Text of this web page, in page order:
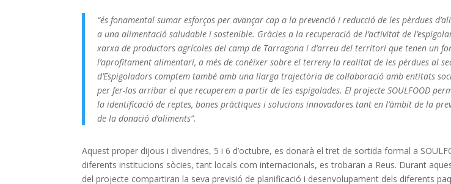
“és fonamental sumar esforços per avançar cap a la prevenció i reducció de les pèrdues
a una alimentació saludable i sostenible. Gràcies a la recuperació de l’activitat de
xarxa de productors agrícoles del camp de Tarragona i d’arreu del territori que tenen un
l’aprofitament alimentari, a més de conèixer sobre el terreny la realitat de les pèrdues al
d’Espigoladors comptem també amb una llarga trajectòria de col·laboració amb entitats
per fer-los arribar el que recuperem a partir de les espigolades. El projecte SOULFOOD
la identificació de reptes, bones pràctiques i solucions innovadores tant en l’àmbit de la
de la donació d’aliments”.
Aquest proper dijous i divendres, 5 i 6 d’octubre, es donarà el tret de sortida formal a
diferents institucions sòcies, tant locals com internacionals, es trobaran a Reus. Durant
del projecte compartiran la seva previsió de planificació i desenvolupament dels diferents